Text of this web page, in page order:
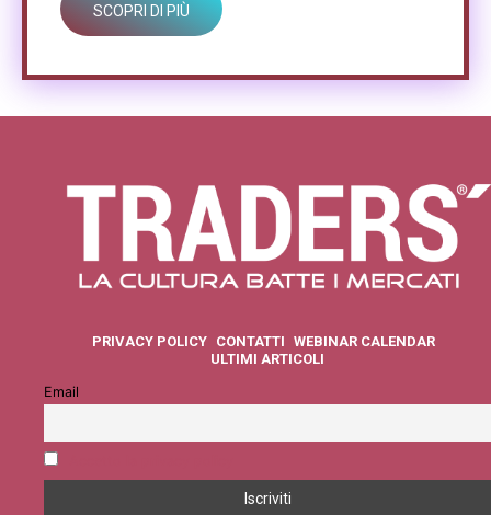
SCOPRI DI PIÙ
PRIVACY POLICY CONTATTI WEBINAR CALENDAR
ULTIMI ARTICOLI
Email